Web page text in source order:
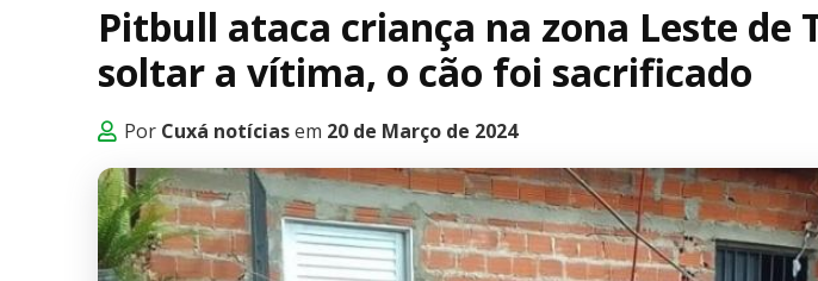
Pitbull ataca criança na zona Leste de
soltar a vítima, o cão foi sacrificado
Por Cuxá notíciasem 20 de Março de 2024